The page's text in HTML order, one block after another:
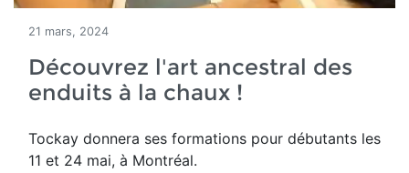
21 mars, 2024
Découvrez l'art ancestral des
enduits à la chaux !
Tockay donnera ses formations pour débutants les
11 et 24 mai, à Montréal.